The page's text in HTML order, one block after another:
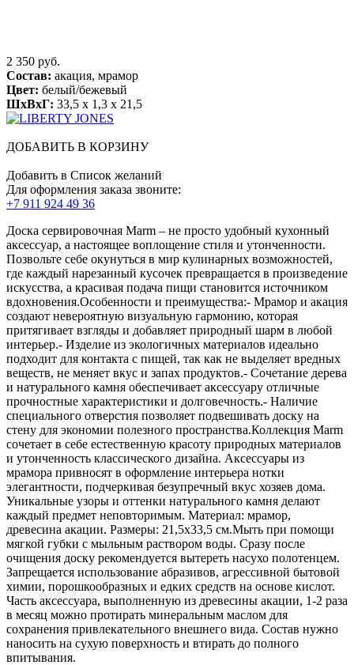
2 350 руб.
Состав: акация, мрамор
Цвет: белый/бежевый
ШхВхГ: 33,5 x 1,3 x 21,5
ДОБАВИТЬ В КОРЗИНУ
Добавить в Список желаний
Для оформления заказа звоните:
+7 911 924 49 36
Доска сервировочная Marm – не просто удобный кухонный
аксессуар, а настоящее воплощение стиля и утонченности.
Позвольте себе окунуться в мир кулинарных возможностей,
где каждый нарезанный кусочек превращается в произведение
искусства, а красивая подача пищи становится источником
вдохновения.Особенности и преимущества:- Мрамор и акация
создают невероятную визуальную гармонию, которая
притягивает взгляды и добавляет природный шарм в любой
интерьер.- Изделие из экологичных материалов идеально
подходит для контакта с пищей, так как не выделяет вредных
веществ, не меняет вкус и запах продуктов.- Сочетание дерева
и натурального камня обеспечивает аксессуару отличные
прочностные характеристики и долговечность.- Наличие
специального отверстия позволяет подвешивать доску на
стену для экономии полезного пространства.Коллекция Marm
сочетает в себе естественную красоту природных материалов
и утонченность классического дизайна. Аксессуары из
мрамора привносят в оформление интерьера нотки
элегантности, подчеркивая безупречный вкус хозяев дома.
Уникальные узоры и оттенки натурального камня делают
каждый предмет неповторимым. Материал: мрамор,
древесина акации. Размеры: 21,5х33,5 см.Мыть при помощи
мягкой губки с мыльным раствором воды. Сразу после
очищения доску рекомендуется вытереть насухо полотенцем.
Запрещается использование абразивов, агрессивной бытовой
химии, порошкообразных и едких средств на основе кислот.
Часть аксессуара, выполненную из древесины акации, 1-2 раза
в месяц можно протирать минеральным маслом для
сохранения привлекательного внешнего вида. Состав нужно
наносить на сухую поверхность и втирать до полного
впитывания.